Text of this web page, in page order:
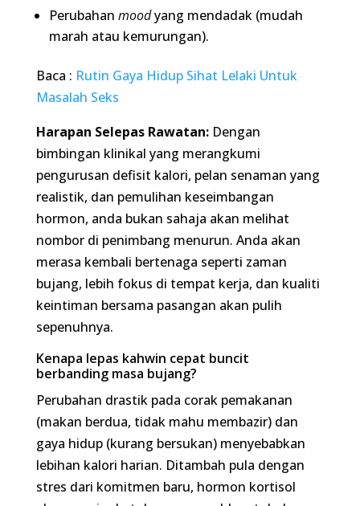
sahaja akan melihat nombor di penimbang
menurun. Anda akan merasa kembali bertenaga
seperti zaman bujang, lebih fokus di tempat kerja,
dan kualiti keintiman bersama pasangan akan
Kenapa lepas kahwin cepat buncit berbanding masa
bujang?
Perubahan drastik pada corak pemakanan (makan
berdua, tidak mahu membazir) dan gaya hidup
(kurang bersukan) menyebabkan lebihan kalori
harian. Ditambah pula dengan stres dari
komitmen baru, hormon kortisol akan meningkat
dan mengarahkan tubuh menyimpan lemak di
bahagian perut.
Boleh ke kurus kalau hari-hari isteri masak sedap di
rumah?
Sangat boleh. Kuncinya adalahportion control
(kawal saiz hidangan). Anda boleh nikmati
masakan isteri, tetapi pastikan separuh pinggan
diisi sayur, suku protein (lauk), dan hanya suku
karbohidrat (nasi). Kunyah perlahan-lahan.